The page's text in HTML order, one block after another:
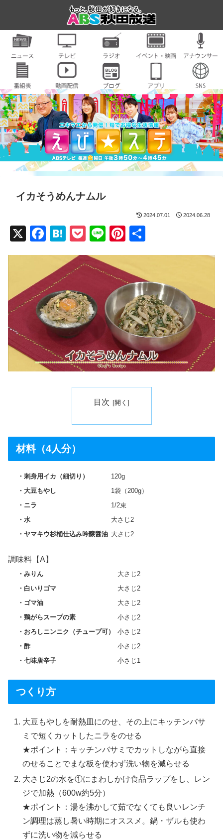
イカそうめんナムル
2024.07.01 2024.06.28
X
F
e
b
o
o
k
H
e
n
a
P
ck
Li
e
Pi
e
st
目次
材料（4人分）
刺身用イカ（細切り）
120g
大豆もやし
1袋（200g）
ニラ
1/2束
水
大さじ2
ヤマキウ杉桶仕込み吟醸醤油 大さじ2
調味料【A】
みりん
大さじ2
白いりゴマ
大さじ2
ゴマ油
大さじ2
鶏がらスープの素
小さじ2
おろしニンニク（チューブ可）
小さじ2
酢
小さじ2
七味唐辛子
小さじ1
つくり方
大豆もやしを耐熱皿にのせ、その上にキッチンバサ
ミで短くカットしたニラをのせる
★ポイント：キッチンバサミでカットしながら直接
のせることでまな板を使わず洗い物を減らせる
大さじ2の水を①にまわしかけ食品ラップをし、レン
ジで加熱（600w約5分）
★ポイント：湯を沸かして茹でなくても良いレンチ
ン調理は蒸し暑い時期にオススメ。鍋・ザルも使わ
ずに洗い物を減らせる